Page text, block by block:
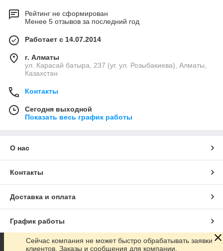
Рейтинг не сформирован
Менее 5 отзывов за последний год
Работает с 14.07.2014
г. Алматы
ул. Карасай батыра, 237 (уг. ул. Розыбакиева), Алматы,
Казахстан
Контакты
Сегодня выходной
Показать весь график работы
О нас
Контакты
Доставка и оплата
График работы
Полная версия сайта
Сейчас компания не может быстро обрабатывать заявки
клиентов. Заказы и сообщения для компании,